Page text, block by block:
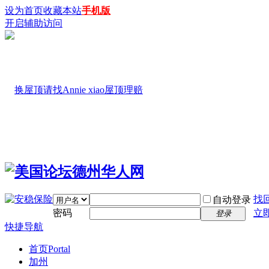
设为首页收藏本站手机版
开启辅助访问
自动登录 找
密码
登录
立
快捷导航
首页Portal
加州